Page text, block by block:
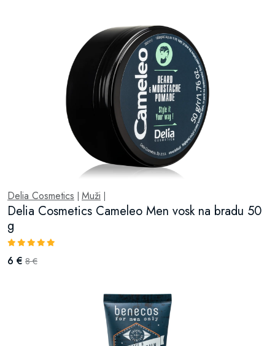
Delia Cosmetics Muži
Delia Cosmetics Cameleo Men vosk na bradu 50
g
6 € 8 €